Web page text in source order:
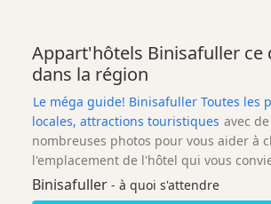
Appart'hôtels Binisafuller ce
dans la région
Le méga guide! Binisafuller Toutes les
locales, attractions touristiques avec de
nombreuses photos pour vous aider à
l'emplacement de l'hôtel qui vous
Binisafuller - à quoi s'attendre